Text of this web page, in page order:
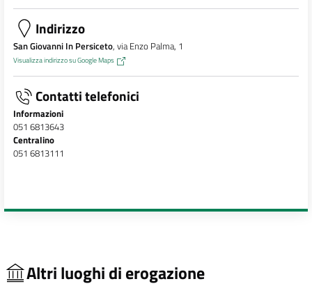
Indirizzo
San Giovanni In Persiceto, via Enzo Palma, 1
Visualizza indirizzo su Google Maps
Contatti telefonici
Informazioni
051 6813643
Centralino
051 6813111
Altri luoghi di erogazione